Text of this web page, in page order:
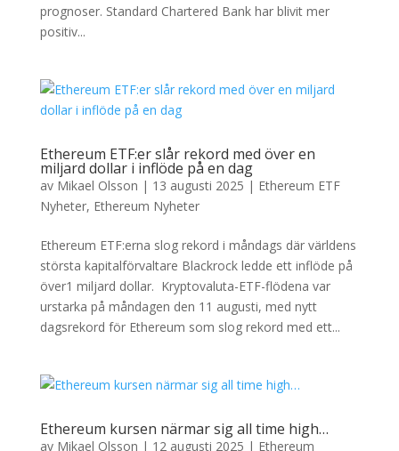
prognoser. Standard Chartered Bank har blivit mer
positiv...
Ethereum ETF:er slår rekord med över en
miljard dollar i inflöde på en dag
av Mikael Olsson | 13 augusti 2025 | Ethereum ETF
Nyheter, Ethereum Nyheter
Ethereum ETF:erna slog rekord i måndags där världens
största kapitalförvaltare Blackrock ledde ett inflöde på
över1 miljard dollar. Kryptovaluta-ETF-flödena var
urstarka på måndagen den 11 augusti, med nytt
dagsrekord för Ethereum som slog rekord med ett...
Ethereum kursen närmar sig all time high…
av Mikael Olsson | 12 augusti 2025 | Ethereum